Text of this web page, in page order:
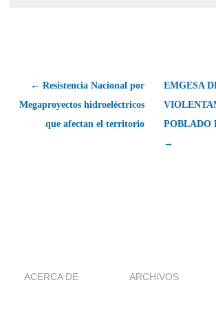
← Resistencia Nacional por
Megaproyectos hidroeléctricos
que afectan el territorio
EMGESA
POBLADO
→
ACERCA DE ARCHIVOS